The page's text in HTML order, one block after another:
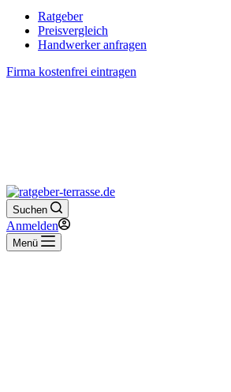
Ratgeber
Preisvergleich
Handwerker anfragen
Firma kostenfrei eintragen
Suchen
Anmelden
Menü